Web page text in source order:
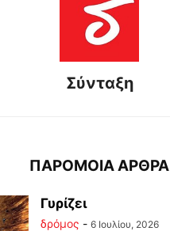
Σύνταξη
ΠΑΡΟΜΟΙΑ ΑΡΘΡΑ
Γυρίζει
δρόμος - 6 Ιουλίου, 2026